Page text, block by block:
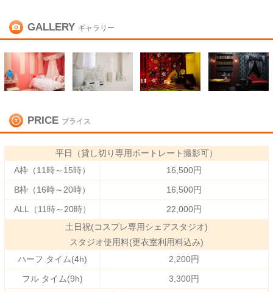
GALLERY ギャラリー
PRICE プライス
平日（貸し切り専用ポートレート撮影可）
A枠（11時～15時）
16,500円
B枠（16時～20時）
16,500円
ALL（11時～20時）
22,000円
土日祝(コスプレ専用シェアスタジオ)
スタジオ使用料(更衣室利用料込み)
ハーフ タイム(4h)
2,200円
フル タイム(9h)
3,300円